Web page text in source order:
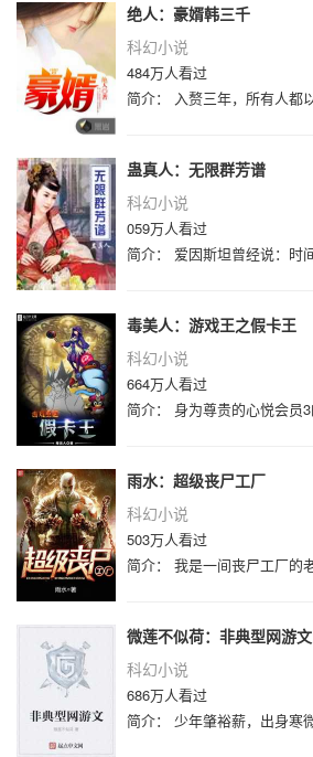
绝人：豪婿韩三千
科幻小说
484万人看过
蛊真人：无限群芳谱
科幻小说
059万人看过
毒美人：游戏王之假卡王
科幻小说
664万人看过
雨水：超级丧尸工厂
科幻小说
503万人看过
微莲不似荷：非典型网游文
科幻小说
686万人看过